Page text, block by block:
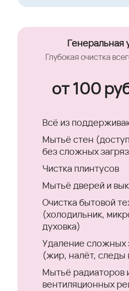
Генеральная
Глубокая очистка
от 100
Всё из
Мытьё стен
без сложных
Чистка плинтусов
Мытьё дверей и
Очистка бытовой
(холодильник,
духовка)
Удаление сложных
(жир, налёт, следы
Мытьё радиаторов
вентиляционных